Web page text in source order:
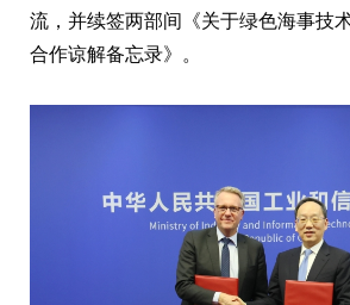
流，并续签两部间《关于绿色海事技
合作谅解备忘录》。